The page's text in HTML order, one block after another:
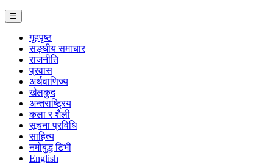
☰
गृहपृष्ठ
सङ्घीय समाचार
राजनीति
प्रवास
अर्थवाणिज्य
खेलकुद
अन्तराष्ट्रिय
कला र शैली
सूचना प्रविधि
साहित्य
नमोबुद्ध टिभी
English